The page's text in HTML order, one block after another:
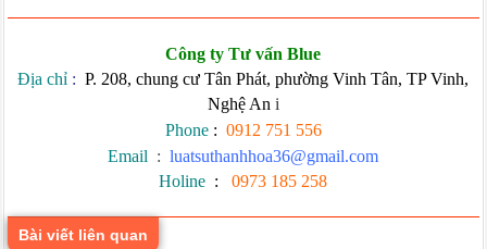
Công ty Tư vấn Blue
Địa chỉ : P. 208, chung cư Tân Phát, phường Vinh Tân, TP Vinh,
Nghệ An i
Phone: 0912 751 556
Email : luatsuthanhhoa36@gmail.com
Holine : 0973 185 258
Bài viết liên quan